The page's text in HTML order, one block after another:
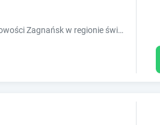
Obiekt Abies Villa położony jest w miejscowości Zagnańsk w regionie świętokrzyskie i oferuje bezpłatne Wi-Fi, plac zabaw, sezonowy odkryty base